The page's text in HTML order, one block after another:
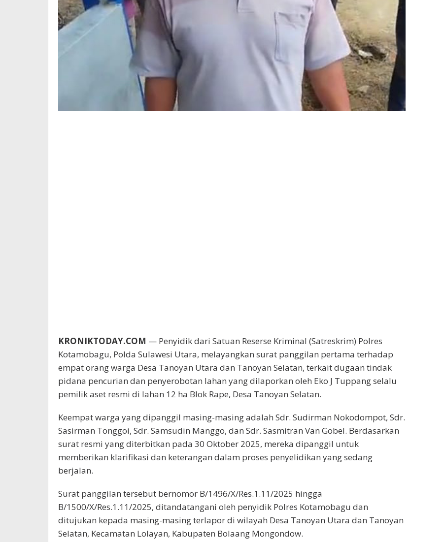
KRONIKTODAY.COM — Penyidik dari Satuan Reserse Kriminal (Satreskrim) Polres
Kotamobagu, Polda Sulawesi Utara, melayangkan surat panggilan pertama terhadap
empat orang warga Desa Tanoyan Utara dan Tanoyan Selatan, terkait dugaan tindak
pidana pencurian dan penyerobotan lahan yang dilaporkan oleh Eko J Tuppang selalu
pemilik aset resmi di lahan 12 ha Blok Rape, Desa Tanoyan Selatan.
Keempat warga yang dipanggil masing-masing adalah Sdr. Sudirman Nokodompot, Sdr.
Sasirman Tonggoi, Sdr. Samsudin Manggo, dan Sdr. Sasmitran Van Gobel. Berdasarkan
surat resmi yang diterbitkan pada 30 Oktober 2025, mereka dipanggil untuk
memberikan klarifikasi dan keterangan dalam proses penyelidikan yang sedang
berjalan.
Surat panggilan tersebut bernomor B/1496/X/Res.1.11/2025 hingga
B/1500/X/Res.1.11/2025, ditandatangani oleh penyidik Polres Kotamobagu dan
ditujukan kepada masing-masing terlapor di wilayah Desa Tanoyan Utara dan Tanoyan
Selatan, Kecamatan Lolayan, Kabupaten Bolaang Mongondow.